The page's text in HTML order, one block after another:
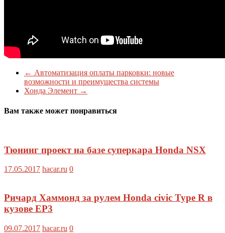
← Автоматизация оплаты парковки: новые
возможности и преимущества системы
Хонда Элемент →
Вам также может понравиться
Тюнинг проект на базе суперкара Honda NSX
17.05.2017 hacar.ru 0
Ричард Хаммонд за рулем Honda civic Type R в
кузове EP3
09.07.2017 hacar.ru 0